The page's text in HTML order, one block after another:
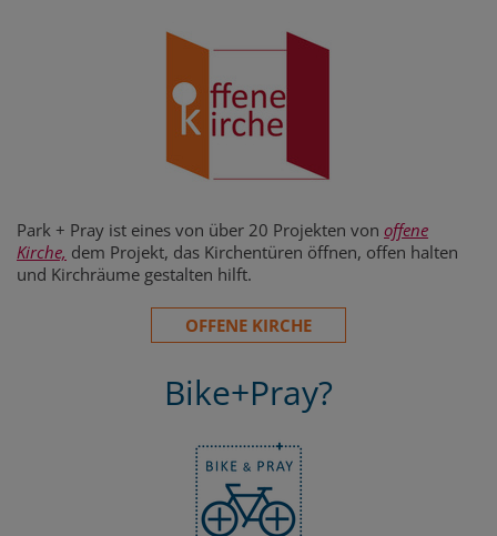
Park + Pray ist eines von über 20 Projekten von offene
Kirche, dem Projekt, das Kirchentüren öffnen, offen halten
und Kirchräume gestalten hilft.
OFFENE KIRCHE
Bike+Pray?